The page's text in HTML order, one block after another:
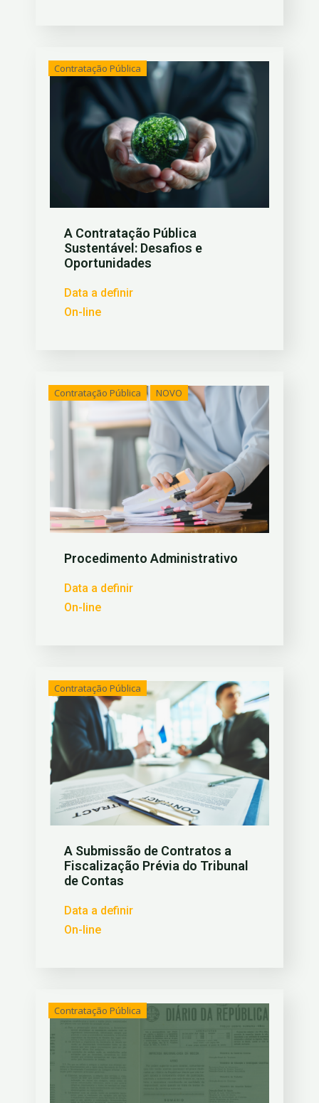
Contratação Pública
A Contratação Pública
Sustentável: Desafios e
Oportunidades
Data a definir
On-line
Contratação Pública NOVO
Procedimento Administrativo
Data a definir
On-line
Contratação Pública
A Submissão de Contratos a
Fiscalização Prévia do Tribunal
de Contas
Data a definir
On-line
Contratação Pública